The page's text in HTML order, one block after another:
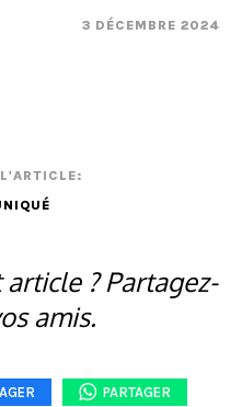
3 DÉCEMBRE 2024
? Partagez-
amis.
PARTAGER